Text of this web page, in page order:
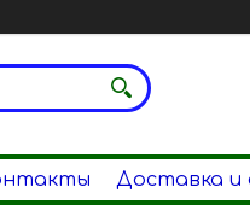
Доставка и